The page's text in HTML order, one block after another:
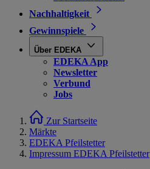
Nachhaltigkeit
Gewinnspiele
Über EDEKA
EDEKA App
Newsletter
Verbund
Jobs
Zur Startseite
Märkte
EDEKA Pfeilstetter
Impressum EDEKA Pfeilstetter